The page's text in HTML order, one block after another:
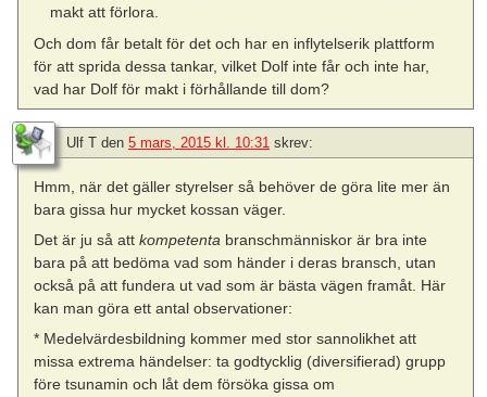
makt att förlora.
Och dom får betalt för det och har en inflytelserik plattform
för att sprida dessa tankar, vilket Dolf inte får och inte har,
vad har Dolf för makt i förhållande till dom?
Ulf T den 5 mars, 2015 kl. 10:31 skrev:
Hmm, när det gäller styrelser så behöver de göra lite mer än
bara gissa hur mycket kossan väger.
Det är ju så attkompetenta branschmänniskor är bra inte
bara på att bedöma vad som händer i deras bransch, utan
också på att fundera ut vad som är bästa vägen framåt. Här
kan man göra ett antal observationer:
* Medelvärdesbildning kommer med stor sannolikhet att
missa extrema händelser: ta godtycklig (diversifierad) grupp
före tsunamin och låt dem försöka gissa om